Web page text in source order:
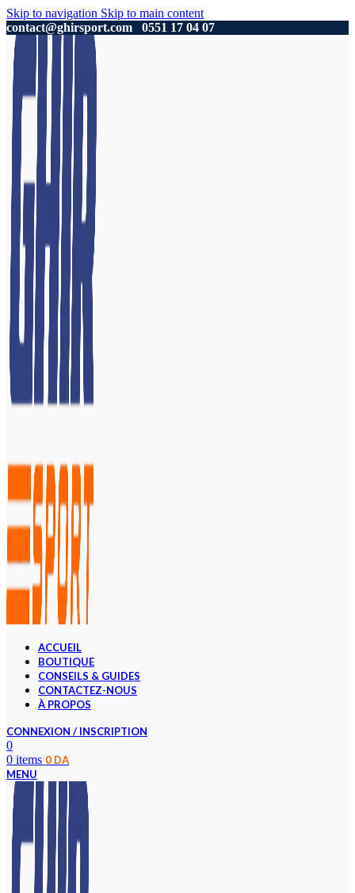
Skip to navigation Skip to main content
contact@ghirsport.com
0551 17 04 07
ACCUEIL
BOUTIQUE
CONSEILS & GUIDES
CONTACTEZ-NOUS
À PROPOS
CONNEXION / INSCRIPTION
0
0 items 0 DA
MENU